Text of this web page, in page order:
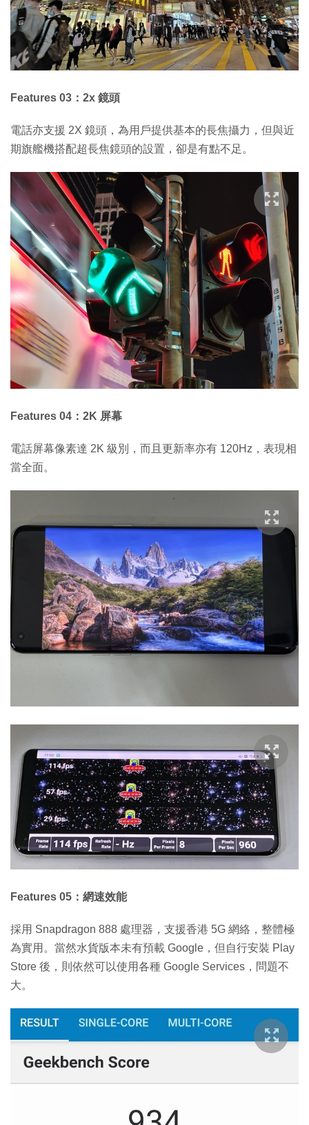
Features 03：2x 鏡頭
電話亦支援 2X 鏡頭，為用戶提供基本的長焦攝力，但與近
期旗艦機搭配超長焦鏡頭的設置，卻是有點不足。
Features 04：2K 屏幕
電話屏幕像素達 2K 級別，而且更新率亦有 120Hz，表現相
當全面。
Features 05：網速效能
採用 Snapdragon 888 處理器，支援香港 5G 網絡，整體極
為實用。當然水貨版本未有預載 Google，但自行安裝 Play
Store 後，則依然可以使用各種 Google Services，問題不
大。